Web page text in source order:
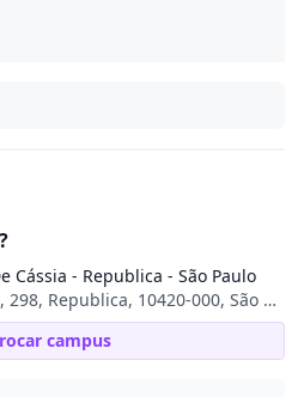
Cássia - Republica - São Paulo
Rua Barao De Itapetininga, 298, Republica, 10420-000, São Paulo, SP
campus